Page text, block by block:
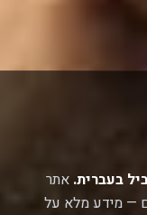
אתר
— מידע מלא על